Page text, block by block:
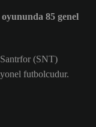
85 genel
(SNT)
futbolcudur.